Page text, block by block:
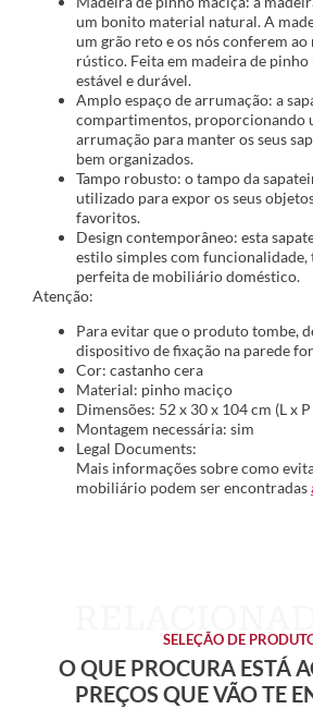
um bonito material natural. A
um grão reto e os nós conferem
rústico. Feita em madeira de pinho
estável e durável.
Amplo espaço de arrumação: a
compartimentos, proporcionando
arrumação para manter os seus
bem organizados.
Tampo robusto: o tampo da
utilizado para expor os seus
favoritos.
Design contemporâneo: esta
estilo simples com funcionalidade,
perfeita de mobiliário doméstico.
Atenção:
Para evitar que o produto tombe,
dispositivo de fixação na parede
Cor: castanho cera
Material: pinho maciço
Dimensões: 52 x 30 x 104 cm (L x
Montagem necessária: sim
Legal Documents:
Mais informações sobre como
mobiliário podem ser encontradas
SELEÇÃO DE
O QUE PROCURA ESTÁ
PREÇOS QUE VÃO TE